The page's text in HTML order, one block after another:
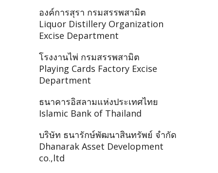
องค์การสุรา กรมสรรพสามิต
Liquor Distillery Organization
Excise Department
โรงงานไพ่ กรมสรรพสามิต
Playing Cards Factory Excise
Department
ธนาคารอิสลามแห่งประเทศไทย
Islamic Bank of Thailand
บริษัท ธนารักษ์พัฒนาสินทรัพย์ จำกัด
Dhanarak Asset Development
co.,ltd